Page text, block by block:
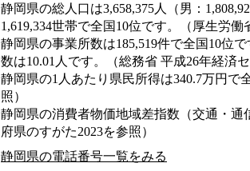
静岡県の総人口は3,658,375人（男：
1,619,334世帯で全国10位です。（厚生労働
静岡県の事業所数は185,519件で全国10位
数は10.01人です。（総務省 平成26年経済
静岡県の1人あたり県民所得は340.7万円で
照）
静岡県の消費者物価地域差指数（交通・通
府県のすがた2023を参照）
静岡県の電話番号一覧をみる